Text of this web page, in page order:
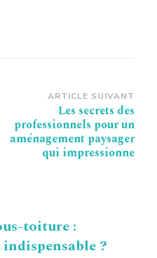
ARTICLE SUIVANT
Les secrets des
professionnels pour un
aménagement paysager
qui impressionne
toiture :
?